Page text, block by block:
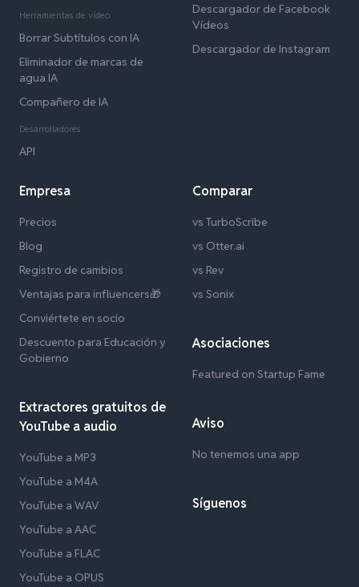
Herramientas de vídeo
Borrar Subtítulos con IA
Eliminador de marcas de
agua IA
Compañero de IA
Desarrolladores
API
Descargador de Facebook
Vídeos
Descargador de Instagram
Empresa
Precios
Blog
Registro de cambios
Ventajas para influencers🎁
Conviértete en socio
Descuento para Educación y
Gobierno
Extractores gratuitos de
YouTube a audio
YouTube a MP3
YouTube a M4A
YouTube a WAV
YouTube a AAC
YouTube a FLAC
YouTube a OPUS
Comparar
vs TurboScribe
vs Otter.ai
vs Rev
vs Sonix
Asociaciones
Featured on Startup Fame
Aviso
No tenemos una app
Síguenos